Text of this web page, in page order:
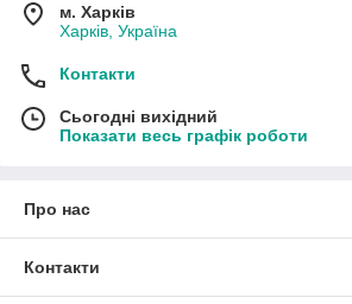
м. Харків
Харків, Україна
Контакти
Сьогодні вихідний
Показати весь графік роботи
Про нас
Контакти